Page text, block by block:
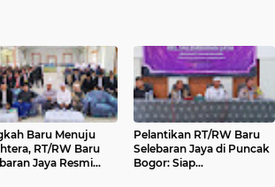
Baru Menuju
RT/RW Baru
Jaya Resmi
Pelantikan RT/RW Baru
Selebaran Jaya di Puncak
Bogor: Siap